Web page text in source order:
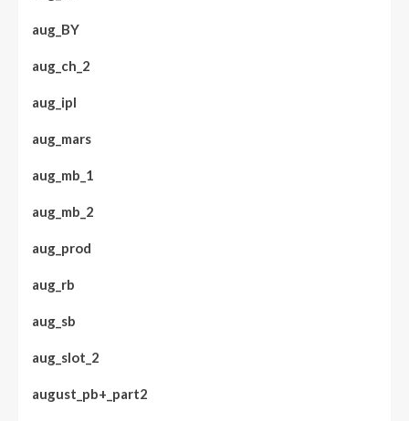
aug_BY
aug_ch_2
aug_ipl
aug_mars
aug_mb_1
aug_mb_2
aug_prod
aug_rb
aug_sb
aug_slot_2
august_pb+_part2